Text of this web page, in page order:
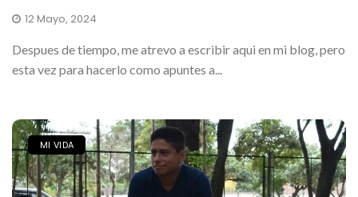
12 Mayo, 2024
Despues de tiempo, me atrevo a escribir aqui en mi blog, pero
esta vez para hacerlo como apuntes a...
MI VIDA